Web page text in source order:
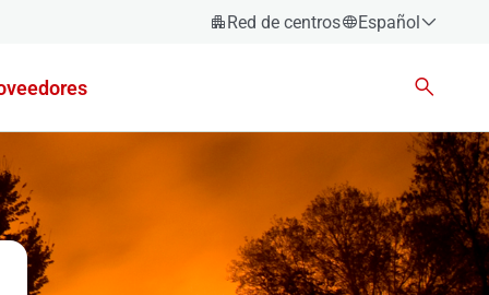
Red de centros
Español
Euskara
Valencià
English